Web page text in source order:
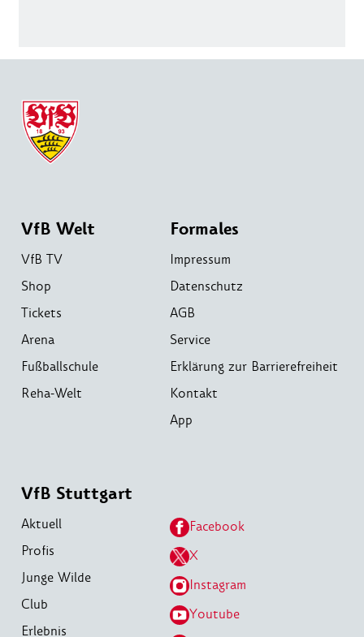
VfB Welt
VfB TV
Shop
Tickets
Arena
Fußballschule
Reha-Welt
Formales
Impressum
Datenschutz
AGB
Service
Erklärung zur Barrierefreiheit
Kontakt
App
VfB Stuttgart
Aktuell
Profis
Junge Wilde
Club
Erlebnis
Facebook
X
Instagram
Youtube